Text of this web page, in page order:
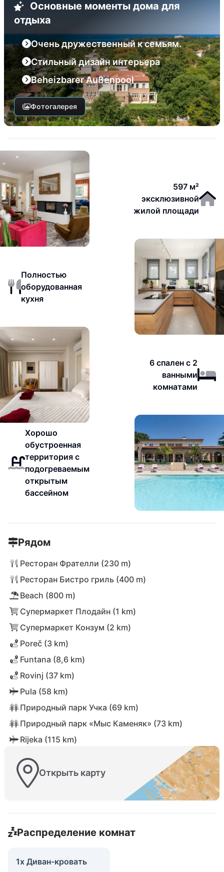
Основные моменты дома для
отдыха
Очень дружественный к семьям.
Стильный дизайн интерьера
Beheizbarer Außenpool
Фотогалерея
597 м²
эксклюзивной
жилой площади
Полностью
оборудованная
кухня
6 спален с 2
ванными
комнатами
Хорошо
обустроенная
территория с
подогреваемым
открытым
бассейном
Рядом
Ресторан Фрателли (230 m)
Ресторан Бистро гриль (400 m)
Beach (800 m)
Супермаркет Плодайн (1 km)
Супермаркет Конзум (2 km)
Poreč (3 km)
Funtana (8,6 km)
Rovinj (37 km)
Pula (58 km)
Природный парк Учка (69 km)
Природный парк «Мыс Каменяк» (73 km)
Rijeka (115 km)
Открыть карту
Распределение комнат
1x Диван-кровать